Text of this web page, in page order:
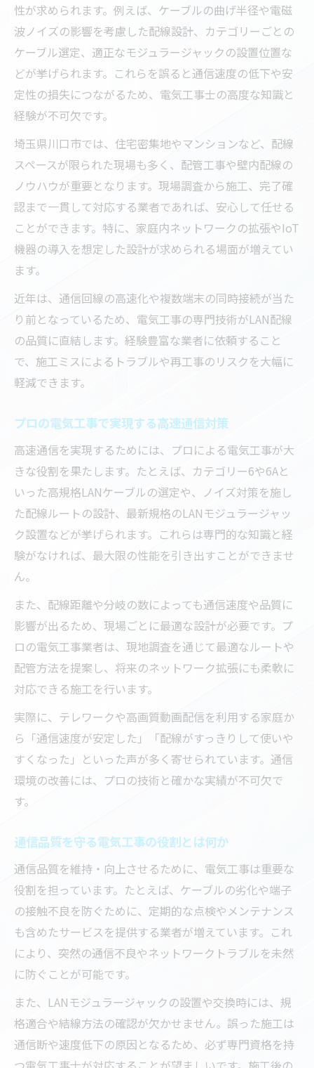
性が求められます。例えば、ケーブルの曲げ半径や電磁
波ノイズの影響を考慮した配線設計、カテゴリーごとの
ケーブル選定、適正なモジュラージャックの設置位置な
どが挙げられます。これらを誤ると通信速度の低下や安
定性の損失につながるため、電気工事士の高度な知識と
経験が不可欠です。
埼玉県川口市では、住宅密集地やマンションなど、配線
スペースが限られた現場も多く、配管工事や壁内配線の
ノウハウが重要となります。現場調査から施工、完了確
認まで一貫して対応する業者であれば、安心して任せる
ことができます。特に、家庭内ネットワークの拡張やIoT
機器の導入を想定した設計が求められる場面が増えてい
ます。
近年は、通信回線の高速化や複数端末の同時接続が当た
り前となっているため、電気工事の専門技術がLAN配線
の品質に直結します。経験豊富な業者に依頼すること
で、施工ミスによるトラブルや再工事のリスクを大幅に
軽減できます。
プロの電気工事で実現する高速通信対策
高速通信を実現するためには、プロによる電気工事が大
きな役割を果たします。たとえば、カテゴリー6や6Aと
いった高規格LANケーブルの選定や、ノイズ対策を施し
た配線ルートの設計、最新規格のLANモジュラージャッ
ク設置などが挙げられます。これらは専門的な知識と経
験がなければ、最大限の性能を引き出すことができませ
ん。
また、配線距離や分岐の数によっても通信速度や品質に
影響が出るため、現場ごとに最適な設計が必要です。プ
ロの電気工事業者は、現地調査を通じて最適なルートや
配管方法を提案し、将来のネットワーク拡張にも柔軟に
対応できる施工を行います。
実際に、テレワークや高画質動画配信を利用する家庭か
ら「通信速度が安定した」「配線がすっきりして使いや
すくなった」といった声が多く寄せられています。通信
環境の改善には、プロの技術と確かな実績が不可欠で
す。
通信品質を守る電気工事の役割とは何か
通信品質を維持・向上させるために、電気工事は重要な
役割を担っています。たとえば、ケーブルの劣化や端子
の接触不良を防ぐために、定期的な点検やメンテナンス
も含めたサービスを提供する業者が増えています。これ
により、突然の通信不良やネットワークトラブルを未然
に防ぐことが可能です。
また、LANモジュラージャックの設置や交換時には、規
格適合や結線方法の確認が欠かせません。誤った施工は
通信断や速度低下の原因となるため、必ず専門資格を持